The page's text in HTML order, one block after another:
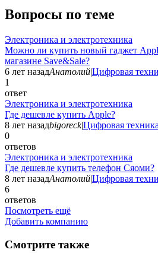
Вопросы по теме
Электроника и электротехника
Можно ли купить новый гаджет
магазине Save&Sale?
6 лет назадАнатолий|Цифровая
1
ответ
Электроника и электротехника
Где дешевле купить Apple?
8 лет назадbigoreck|Цифровая техника
0
ответов
Электроника и электротехника
Где дешевле купить телефон Сяоми?
8 лет назадАнатолий|Цифровая
6
ответов
Посмотреть ещё
Добавить компанию
Смотрите также